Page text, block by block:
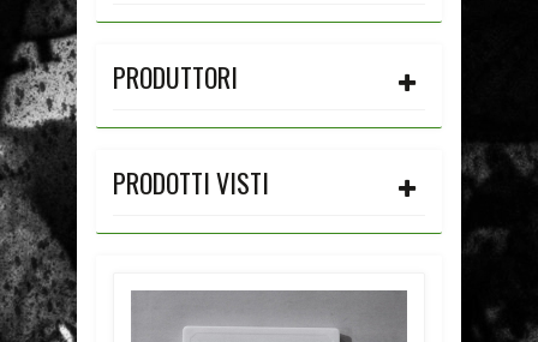
PRODUTTORI
PRODOTTI VISTI